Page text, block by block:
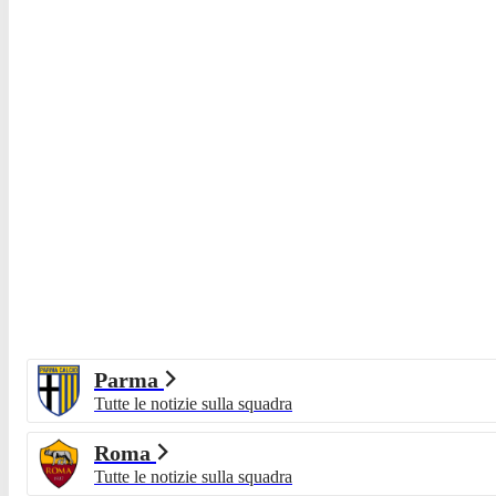
Parma
Tutte le notizie sulla squadra
Roma
Tutte le notizie sulla squadra